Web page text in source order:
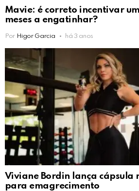
Mavie: é correto incentivar
meses a engatinhar?
Por Higor Garcia há 3 anos
Viviane Bordin lança cápsula
para emagrecimento